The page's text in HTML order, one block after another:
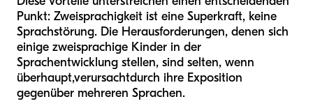
Punkt: Zweisprachigkeit ist eine Superkraft, keine
Sprachstörung. Die Herausforderungen, denen sich
einige zweisprachige Kinder in der
Sprachentwicklung stellen, sind selten, wenn
überhaupt,verursachtdurch ihre Exposition
gegenüber mehreren Sprachen.